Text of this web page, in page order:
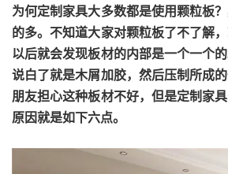
为何定制家具大多数都是使用颗粒板
的多。不知道大家对颗粒板了不了解
以后就会发现板材的内部是一个一个
说白了就是木屑加胶，然后压制所成
朋友担心这种板材不好，但是定制家
原因就是如下六点。